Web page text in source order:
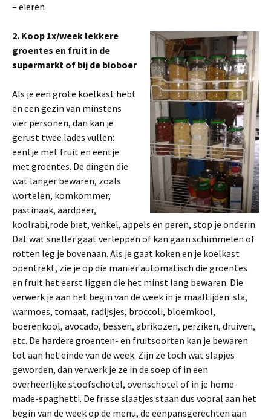
– eieren
2. Koop 1x/week lekkere
groentes en fruit in de
supermarkt of bij de bioboer
Als je een grote koelkast hebt
en een gezin van minstens
vier personen, dan kan je
gerust twee lades vullen:
eentje met fruit en eentje
met groentes. De dingen die
wat langer bewaren, zoals
wortelen, komkommer,
pastinaak, aardpeer,
koolrabi,rode biet, venkel, appels en peren, stop je onderin.
Dat wat sneller gaat verleppen of kan gaan schimmelen of
rotten leg je bovenaan. Als je gaat koken en je koelkast
opentrekt, zie je op die manier automatisch die groentes
en fruit het eerst liggen die het minst lang bewaren. Die
verwerk je aan het begin van de week in je maaltijden: sla,
warmoes, tomaat, radijsjes, broccoli, bloemkool,
boerenkool, avocado, bessen, abrikozen, perziken, druiven,
etc. De hardere groenten- en fruitsoorten kan je bewaren
tot aan het einde van de week. Zijn ze toch wat slapjes
geworden, dan verwerk je ze in de soep of in een
overheerlijke stoofschotel, ovenschotel of in je home-
made-spaghetti. De frisse slaatjes staan dus vooral aan het
begin van de week op de menu, de eenpansgerechten aan